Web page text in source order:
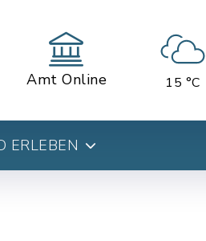
Amt Online 15 °C
ERLEBEN